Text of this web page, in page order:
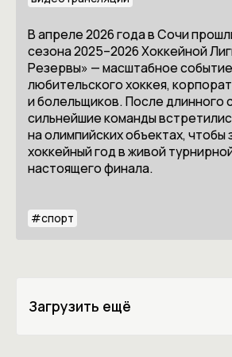
В апреле 2026 года в Сочи
сезона 2025–2026 Хоккейной
Резервы» — масштабное
любительского хоккея,
и болельщиков. После длинного
сильнейшие команды
на олимпийских объектах, чтобы
хоккейный год в живой
настоящего финала.
#спорт
Загрузить ещё